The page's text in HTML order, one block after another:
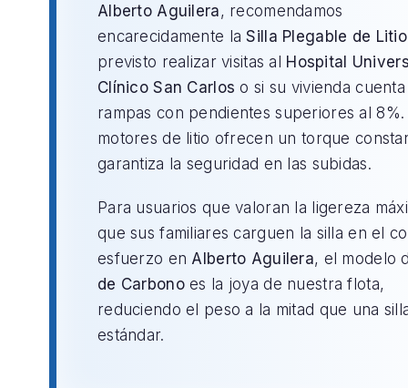
Alberto Aguilera, recomendamos
encarecidamente laSilla Plegable de Litio
previsto realizar visitas al Hospital
Clínico San Carlos o si su vivienda
rampas con pendientes superiores al 8%.
motores de litio ofrecen un torque
garantiza la seguridad en las subidas.
Para usuarios que valoran la ligereza
que sus familiares carguen la silla en el
esfuerzo en Alberto Aguilera, el modelo
de Carbonoes la joya de nuestra flota,
reduciendo el peso a la mitad que una
estándar.